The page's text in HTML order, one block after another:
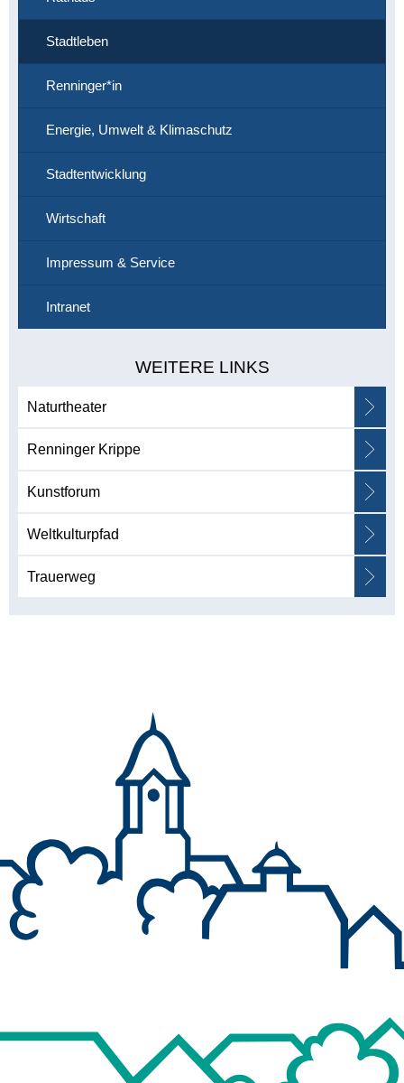
Stadtleben
Renninger*in
Energie, Umwelt & Klimaschutz
Stadtentwicklung
Wirtschaft
Impressum & Service
Intranet
WEITERE LINKS
Naturtheater
Renninger Krippe
Kunstforum
Weltkulturpfad
Trauerweg